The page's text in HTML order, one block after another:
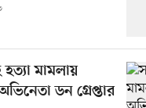
মামলায়
ডন গ্রেপ্তার